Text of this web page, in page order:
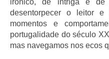
irónico, de intriga e de
desentorpecer o leitor
momentos e
portugalidade do século
mas navegamos nos ecos